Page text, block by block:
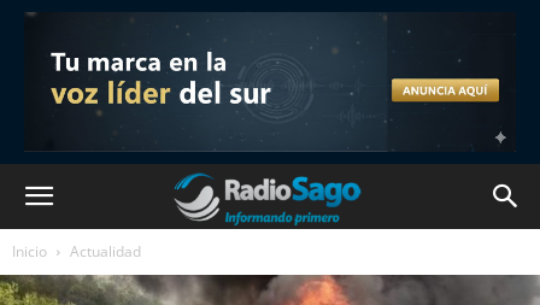
Inicio Actualidad